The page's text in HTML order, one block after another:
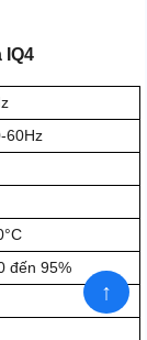
IQ4
60Hz
đến 95%
↑